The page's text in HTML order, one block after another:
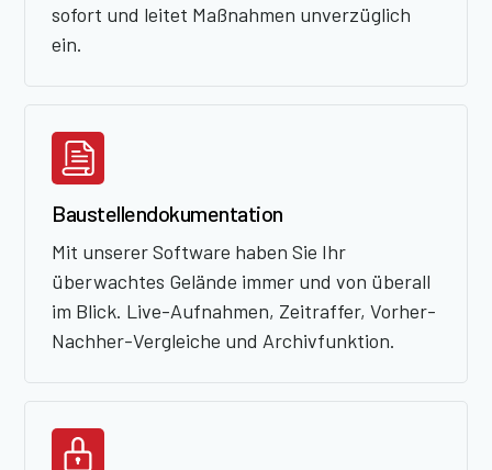
sofort und leitet Maßnahmen unverzüglich
ein.
Baustellendokumentation
Mit unserer Software haben Sie Ihr
überwachtes Gelände immer und von überall
im Blick. Live-Aufnahmen, Zeitraffer, Vorher-
Nachher-Vergleiche und Archivfunktion.